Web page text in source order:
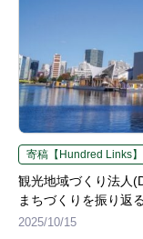
寄稿【Hundred Links】
観光地域づくり法人
まちづくりを振り返
2025/10/15